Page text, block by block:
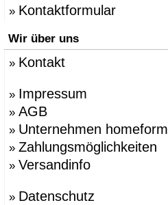
» Kontaktformular
Wir über uns
» Kontakt
» Impressum
» AGB
» Unternehmen homeform
» Zahlungsmöglichkeiten
» Versandinfo
» Datenschutz